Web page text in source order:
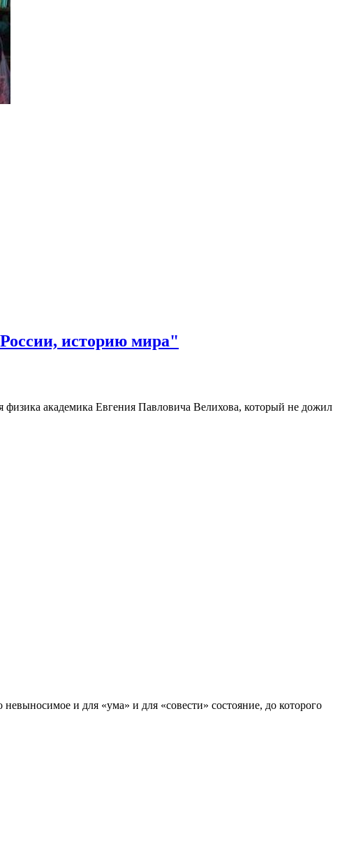
историю мира"
физика академика Евгения Павловича Велихова, который не дожил
и для «ума» и для «совести» состояние, до которого